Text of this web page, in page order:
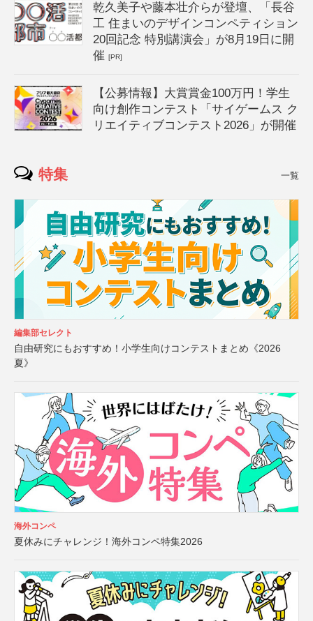
乾久美子や藤本壮介らが登壇、「長谷
工 住まいのデザインコンペティション
20回記念 特別講演会」が8月19日に開
催[PR]
【公募情報】大賞賞金100万円！学生
向け創作コンテスト「サイゲームス ク
リエイティブコンテスト2026」が開催
特集 一覧
編集部セレクト
自由研究にもおすすめ！小学生向けコンテストまとめ《2026
夏》
海外コンペ
夏休みにチャレンジ！海外コンペ特集2026